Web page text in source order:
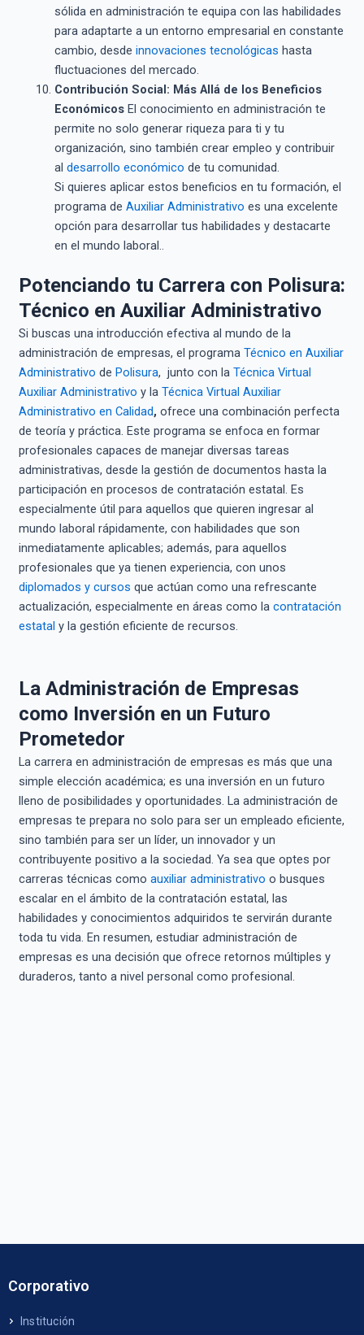
sólida en administración te equipa con las habilidades
para adaptarte a un entorno empresarial en constante
cambio, desde innovaciones tecnológicas hasta
fluctuaciones del mercado.
Contribución Social: Más Allá de los Beneficios
EconómicosEl conocimiento en administración te
permite no solo generar riqueza para ti y tu
organización, sino también crear empleo y contribuir
al desarrollo económico de tu comunidad.
Si quieres aplicar estos beneficios en tu formación, el
programa de Auxiliar Administrativo es una excelente
opción para desarrollar tus habilidades y destacarte
en el mundo laboral..
Potenciando tu Carrera con Polisura:
Técnico en Auxiliar Administrativo
Si buscas una introducción efectiva al mundo de la
administración de empresas, el programa Técnico en Auxiliar
Administrativo de Polisura, junto con la Técnica Virtual
Auxiliar Administrativo y la Técnica Virtual Auxiliar
Administrativo en Calidad, ofrece una combinación perfecta
de teoría y práctica. Este programa se enfoca en formar
profesionales capaces de manejar diversas tareas
administrativas, desde la gestión de documentos hasta la
participación en procesos de contratación estatal. Es
especialmente útil para aquellos que quieren ingresar al
mundo laboral rápidamente, con habilidades que son
inmediatamente aplicables; además, para aquellos
profesionales que ya tienen experiencia, con unos
diplomados y cursos que actúan como una refrescante
actualización, especialmente en áreas como la contratación
estatal y la gestión eficiente de recursos.
La Administración de Empresas
como Inversión en un Futuro
Prometedor
La carrera en administración de empresas es más que una
simple elección académica; es una inversión en un futuro
lleno de posibilidades y oportunidades. La administración de
empresas te prepara no solo para ser un empleado eficiente,
sino también para ser un líder, un innovador y un
contribuyente positivo a la sociedad. Ya sea que optes por
carreras técnicas como auxiliar administrativo o busques
escalar en el ámbito de la contratación estatal, las
habilidades y conocimientos adquiridos te servirán durante
toda tu vida. En resumen, estudiar administración de
empresas es una decisión que ofrece retornos múltiples y
duraderos, tanto a nivel personal como profesional.
Corporativo
Institución